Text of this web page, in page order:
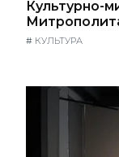
Культурно-
# КУЛЬТУРА